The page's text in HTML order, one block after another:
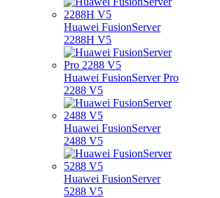
Huawei FusionServer
2288H V5
Huawei FusionServer Pro
2288 V5
Huawei FusionServer
2488 V5
Huawei FusionServer
5288 V5